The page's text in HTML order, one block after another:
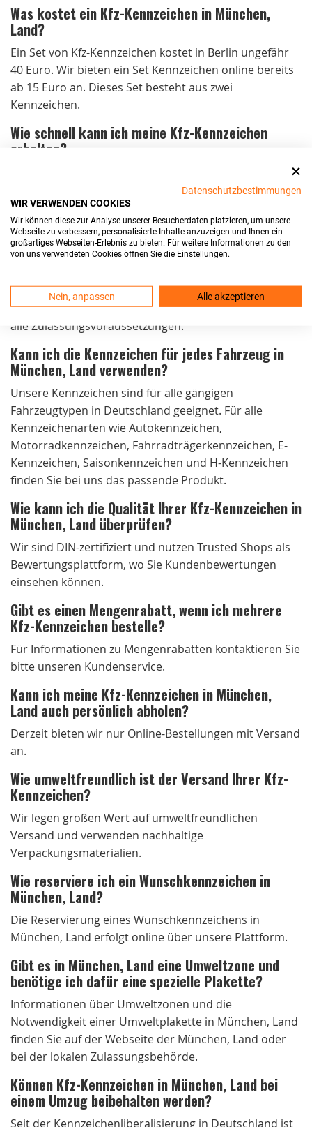
Was kostet ein Kfz-Kennzeichen in München,
Land?
Ein Set von Kfz-Kennzeichen kostet in Berlin ungefähr
40 Euro. Wir bieten ein Set Kennzeichen online bereits
ab 15 Euro an. Dieses Set besteht aus zwei
Kennzeichen.
Wie schnell kann ich meine Kfz-Kennzeichen
erhalten?
Donnerstag und bis 14 Uhr am Freitag versenden wir
die Kennzeichen noch am selben Tag. Der Versand ist
kostenlos und die Lieferung erfolgt in der Regel
innerhalb von 24 Stunden.
zulassungsfähig?
Ja, unsere Kennzeichen sind DIN-zertifiziert und erfüllen
alle Zulassungsvoraussetzungen.
Kann ich die Kennzeichen für jedes Fahrzeug in
München, Land verwenden?
Unsere Kennzeichen sind für alle gängigen
Fahrzeugtypen in Deutschland geeignet. Für alle
Kennzeichenarten wie Autokennzeichen,
Motorradkennzeichen, Fahrradträgerkennzeichen, E-
Kennzeichen, Saisonkennzeichen und H-Kennzeichen
finden Sie bei uns das passende Produkt.
Wie kann ich die Qualität Ihrer Kfz-Kennzeichen in
München, Land überprüfen?
Wir sind DIN-zertifiziert und nutzen Trusted Shops als
Bewertungsplattform, wo Sie Kundenbewertungen
einsehen können.
Gibt es einen Mengenrabatt, wenn ich mehrere
Kfz-Kennzeichen bestelle?
Für Informationen zu Mengenrabatten kontaktieren Sie
bitte unseren Kundenservice.
Kann ich meine Kfz-Kennzeichen in München,
Land auch persönlich abholen?
Derzeit bieten wir nur Online-Bestellungen mit Versand
an.
Wie umweltfreundlich ist der Versand Ihrer Kfz-
Kennzeichen?
Wir legen großen Wert auf umweltfreundlichen
Versand und verwenden nachhaltige
Verpackungsmaterialien.
Wie reserviere ich ein Wunschkennzeichen in
München, Land?
Die Reservierung eines Wunschkennzeichens in
München, Land erfolgt online über unsere Plattform.
Gibt es in München, Land eine Umweltzone und
benötige ich dafür eine spezielle Plakette?
Informationen über Umweltzonen und die
Notwendigkeit einer Umweltplakette in München, Land
finden Sie auf der Webseite der München, Land oder
bei der lokalen Zulassungsbehörde.
Können Kfz-Kennzeichen in München, Land bei
einem Umzug beibehalten werden?
Seit der Kennzeichenliberalisierung in Deutschland ist
Datenschutzbestimmungen
WIR VERWENDEN COOKIES
Wir können diese zur Analyse unserer Besucherdaten platzieren, um unsere
Webseite zu verbessern, personalisierte Inhalte anzuzeigen und Ihnen ein
großartiges Webseiten-Erlebnis zu bieten. Für weitere Informationen zu den
von uns verwendeten Cookies öffnen Sie die Einstellungen.
Nein, anpassen Alle akzeptieren